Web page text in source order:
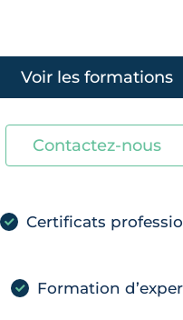
Voir les formations
Contactez-nous
Certificats
Formation